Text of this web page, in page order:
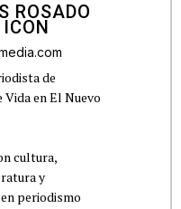
ROSADO
de
en El Nuevo
cultura,
y
periodismo